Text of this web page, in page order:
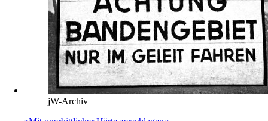
jW-Archiv